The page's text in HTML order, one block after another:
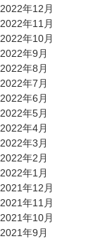
2022年12月
2022年11月
2022年10月
2022年9月
2022年8月
2022年7月
2022年6月
2022年5月
2022年4月
2022年3月
2022年2月
2022年1月
2021年12月
2021年11月
2021年10月
2021年9月